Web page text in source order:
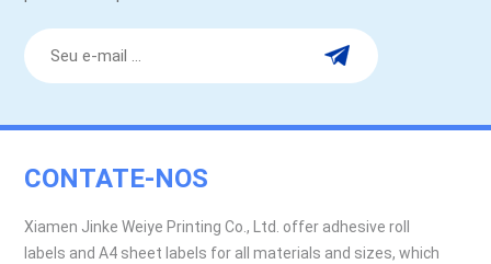
CONTATE-NOS
Xiamen Jinke Weiye Printing Co., Ltd. offer adhesive roll
labels and A4 sheet labels for all materials and sizes, which